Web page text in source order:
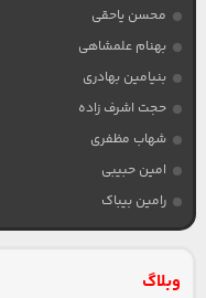
محسن یاحقی
بهنام علمشاهی
بنیامین بهادری
حجت اشرف زاده
شهاب مظفری
امین حبیبی
رامین بیباک
وبلاگ